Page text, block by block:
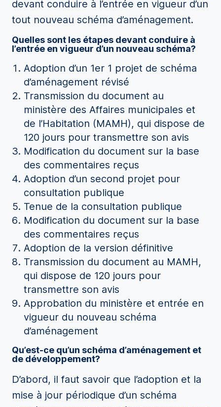
devant conduire à l’entrée en vigueur d’un
tout nouveau schéma d’aménagement.
Quelles sont les étapes devant conduire à
l’entrée en vigueur d’un nouveau schéma?
Adoption d’un 1er 1 projet de schéma
d’aménagement révisé
Transmission du document au
ministère des Affaires municipales et
de l’Habitation (MAMH), qui dispose de
120 jours pour transmettre son avis
Modification du document sur la base
des commentaires reçus
Adoption d’un second projet pour
consultation publique
Tenue de la consultation publique
Modification du document sur la base
des commentaires reçus
Adoption de la version définitive
Transmission du document au MAMH,
qui dispose de 120 jours pour
transmettre son avis
Approbation du ministère et entrée en
vigueur du nouveau schéma
d’aménagement
Qu’est-ce qu’un schéma d’aménagement et
de développement?
D’abord, il faut savoir que l’adoption et la
mise à jour périodique d’un schéma